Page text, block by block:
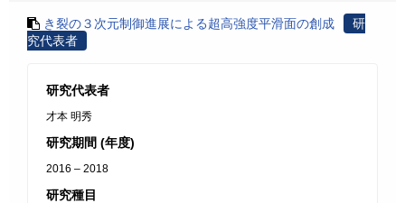
き裂の３次元制御進展による超高強度平滑面の創成
研
究代表者
研究代表者
才本 明秀
研究期間 (年度)
2016 – 2018
研究種目